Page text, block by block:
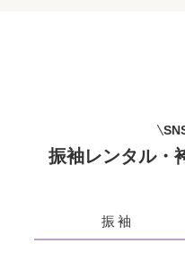
振袖レンタル・
振袖